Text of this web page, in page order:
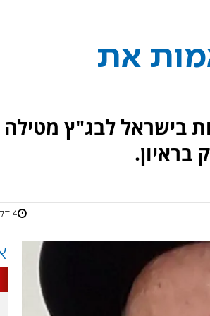
את
בישראל לבג"ץ מטילה
בראיון.
4 דקות